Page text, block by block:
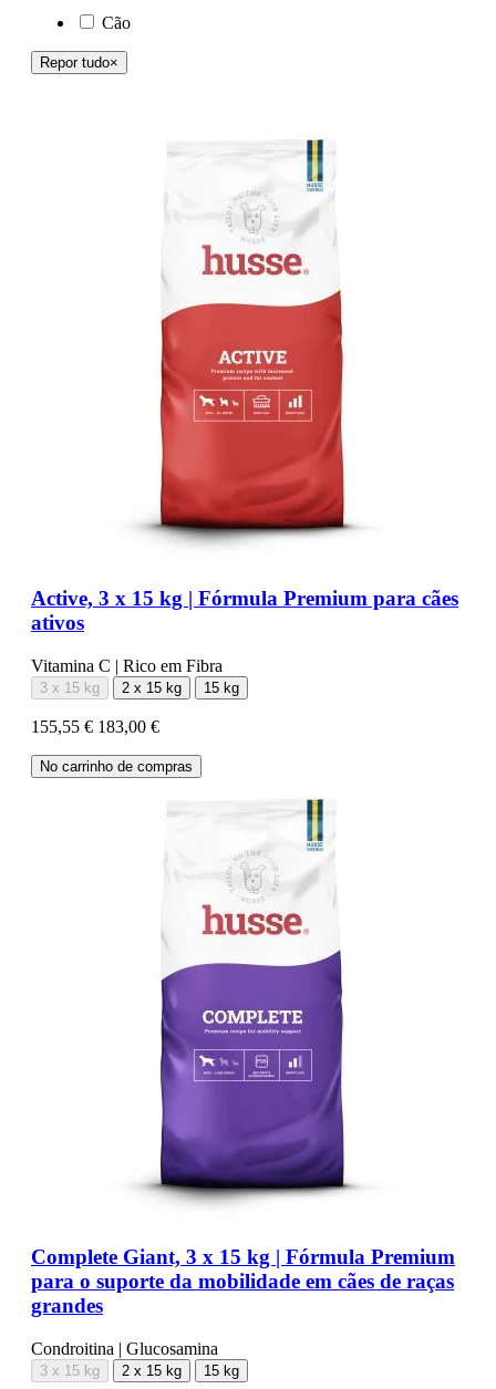
Cão
Repor tudo×
Active, 3 x 15 kg | Fórmula Premium para cães
ativos
Vitamina C | Rico em Fibra
3 x 15 kg 2 x 15 kg 15 kg
155,55 € 183,00 €
No carrinho de compras
Complete Giant, 3 x 15 kg | Fórmula Premium
para o suporte da mobilidade em cães de raças
grandes
Condroitina | Glucosamina
3 x 15 kg 2 x 15 kg 15 kg